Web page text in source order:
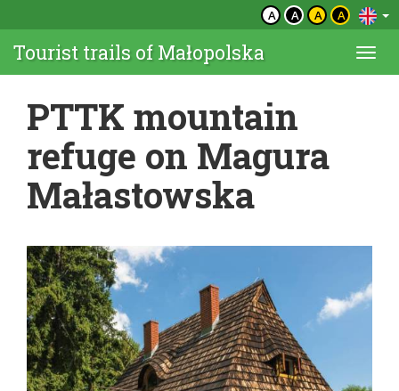
A A A A
Tourist trails of Małopolska
PTTK mountain
refuge on Magura
Małastowska